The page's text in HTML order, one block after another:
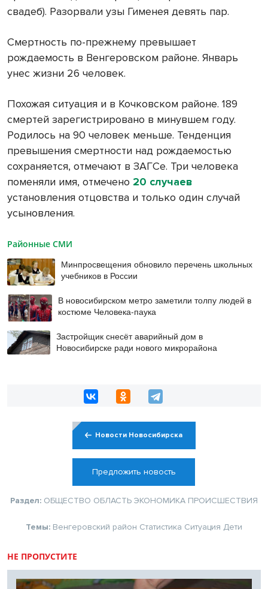
свадеб). Разорвали узы Гименея девять пар.
Смертность по-прежнему превышает
рождаемость в Венгеровском районе. Январь
унес жизни 26 человек.
Похожая ситуация и в Кочковском районе. 189
смертей зарегистрировано в минувшем году.
Родилось на 90 человек меньше. Тенденция
превышения смертности над рождаемостью
сохраняется, отмечают в ЗАГСе. Три человека
поменяли имя, отмечено 20 случаев
установления отцовства и только один случай
усыновления.
Районные СМИ
Минпросвещения обновило перечень школьных
учебников в России
В новосибирском метро заметили толпу людей в
костюме Человека-паука
Застройщик снесёт аварийный дом в
Новосибирске ради нового микрорайона
Новости Новосибирска
Предложить новость
Раздел: ОБЩЕСТВО ОБЛАСТЬ ЭКОНОМИКА ПРОИСШЕСТВИЯ
Темы: Венгеровский район Статистика Ситуация Дети
НЕ ПРОПУСТИТЕ